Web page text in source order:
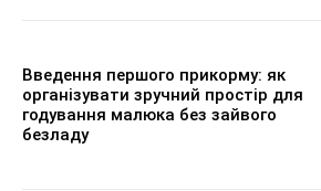
Введення першого прикорму: як
організувати зручний простір для
годування малюка без зайвого
безладу